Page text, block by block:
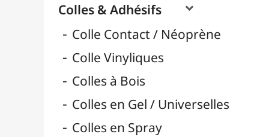
Pads 3D Adhésif Mousse
Pastilles & Patafix
Pistolets à Colle & Recharges
Rouleaux Double-Face
Super Glue & Epoxy
Bâtons de Colle